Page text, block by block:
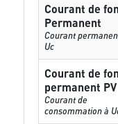
Courant de
Permanent
Courant
Uc
Courant de
permanent PV
Courant de
consommation à